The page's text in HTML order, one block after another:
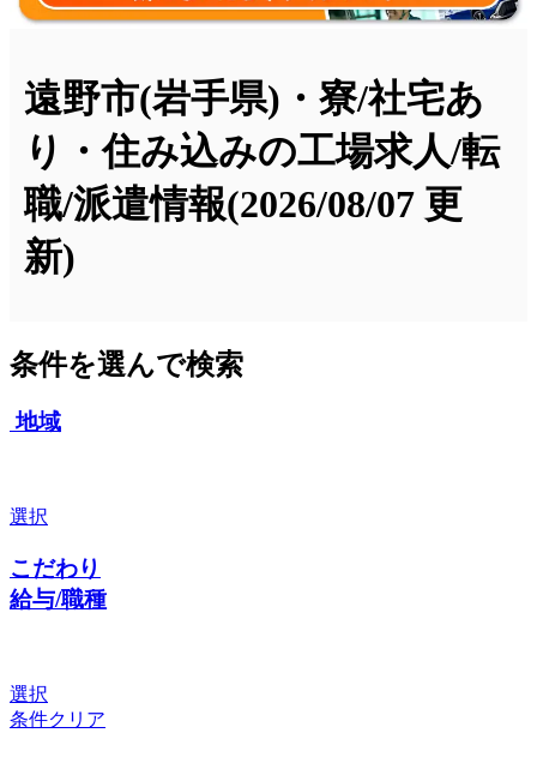
遠野市(岩手県)・寮/社宅あ
り・住み込みの工場求人/転
職/派遣情報(2026/08/07 更
新)
条件を選んで検索
地域
選択
こだわり
給与/職種
選択
条件クリア